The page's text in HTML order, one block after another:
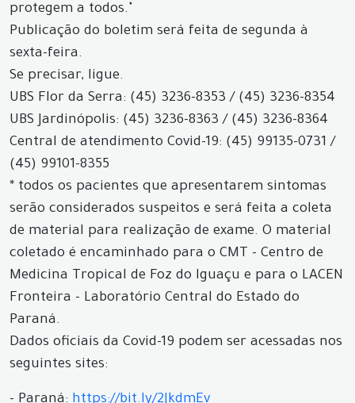
protegem a todos."
Publicação do boletim será feita de segunda à
sexta-feira.
Se precisar, ligue.
UBS Flor da Serra: (45) 3236-8353 / (45) 3236-8354
UBS Jardinópolis: (45) 3236-8363 / (45) 3236-8364
Central de atendimento Covid-19: (45) 99135-0731 /
(45) 99101-8355
* todos os pacientes que apresentarem sintomas
serão considerados suspeitos e será feita a coleta
de material para realização de exame. O material
coletado é encaminhado para o CMT - Centro de
Medicina Tropical de Foz do Iguaçu e para o LACEN
Fronteira - Laboratório Central do Estado do
Paraná.
Dados oficiais da Covid-19 podem ser acessadas nos
seguintes sites: